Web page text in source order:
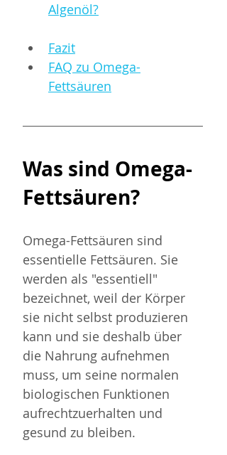
Algenöl?
Fazit
FAQ zu Omega-
Fettsäuren
Was sind Omega-
Fettsäuren?
Omega-Fettsäuren sind
essentielle Fettsäuren. Sie
werden als "essentiell"
bezeichnet, weil der Körper
sie nicht selbst produzieren
kann und sie deshalb über
die Nahrung aufnehmen
muss, um seine normalen
biologischen Funktionen
aufrechtzuerhalten und
gesund zu bleiben.